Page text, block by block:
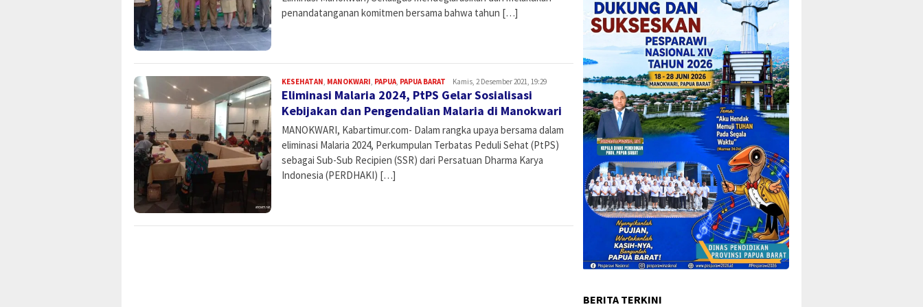
penandatanganan komitmen bersama bahwa tahun […]
KESEHATAN, MANOKWARI, PAPUA, PAPUA BARAT Admin
Kamis, 2 Desember 2021, 19:29
Eliminasi Malaria 2024, PtPS Gelar Sosialisasi
Kebijakan dan Pengendalian Malaria di Manokwari
MANOKWARI, Kabartimur.com- Dalam rangka upaya bersama dalam
eliminasi Malaria 2024, Perkumpulan Terbatas Peduli Sehat (PtPS)
sebagai Sub-Sub Recipien (SSR) dari Persatuan Dharma Karya
Indonesia (PERDHAKI) […]
BERITA TERKINI